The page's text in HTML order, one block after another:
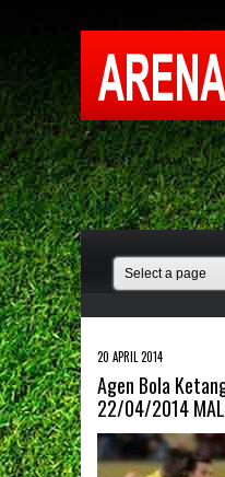
20 APRIL 2014
Agen Bola
22/04/2014